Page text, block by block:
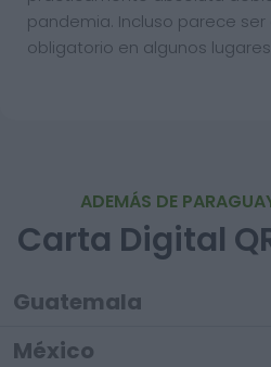
pandemia. Incluso parece
obligatorio en algunos
ADEMÁS DE
Carta Digital
Guatemala
México